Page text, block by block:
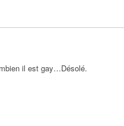
il est gay…Désolé.